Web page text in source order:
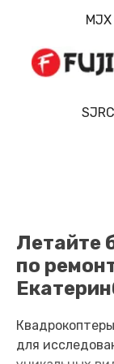
MJX
SJRC
Летайте
по
для